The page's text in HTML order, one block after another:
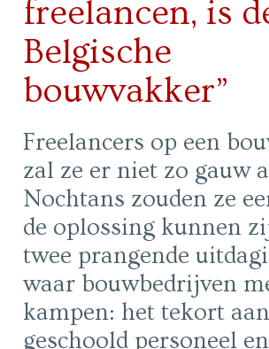
freelancen, is
Belgische
bouwvakker”
Freelancers op een
zal ze er niet zo gauw
Nochtans zouden ze
de oplossing kunnen
twee prangende
waar bouwbedrijven
kampen: het tekort aan
geschoold personeel